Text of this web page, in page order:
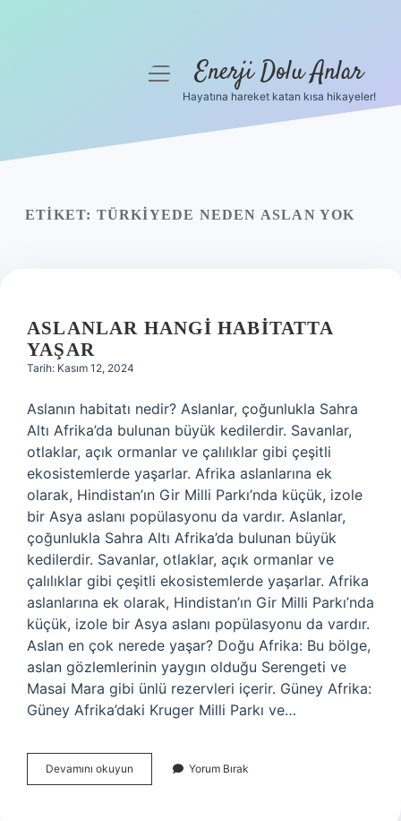
Yasal Uyarı
menüyüEnerji Dolu Anlar
Hayatına hareket katan kısa hikayeler!
ETIKET: TÜRKIYEDE NEDEN ASLAN YOK
ASLANLAR HANGI HABITATTA
YAŞAR
Tarih: Kasım 12, 2024
Aslanın habitatı nedir? Aslanlar, çoğunlukla Sahra
Altı Afrika’da bulunan büyük kedilerdir. Savanlar,
otlaklar, açık ormanlar ve çalılıklar gibi çeşitli
ekosistemlerde yaşarlar. Afrika aslanlarına ek
olarak, Hindistan’ın Gir Milli Parkı’nda küçük, izole
bir Asya aslanı popülasyonu da vardır. Aslanlar,
çoğunlukla Sahra Altı Afrika’da bulunan büyük
kedilerdir. Savanlar, otlaklar, açık ormanlar ve
çalılıklar gibi çeşitli ekosistemlerde yaşarlar. Afrika
aslanlarına ek olarak, Hindistan’ın Gir Milli Parkı’nda
küçük, izole bir Asya aslanı popülasyonu da vardır.
Aslan en çok nerede yaşar? Doğu Afrika: Bu bölge,
aslan gözlemlerinin yaygın olduğu Serengeti ve
Masai Mara gibi ünlü rezervleri içerir. Güney Afrika:
Güney Afrika’daki Kruger Milli Parkı ve…
Devamını okuyun
Hangi
Yorum Bırak